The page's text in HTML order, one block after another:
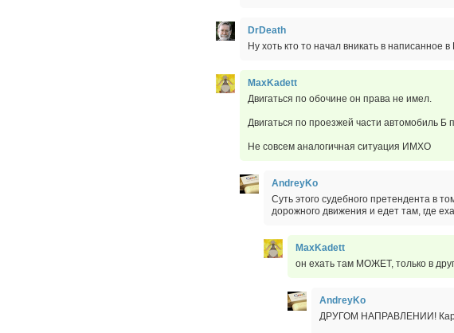
DrDeath
Ну хоть кто то начал вникать в написанное
MaxKadett
Двигаться по обочине он права не имел.
Двигаться по проезжей части автомобиль Б
Не совсем аналогичная ситуация ИМХО
AndreyKo
Суть этого судебного претендента в
дорожного движения и едет там, где
MaxKadett
он ехать там МОЖЕТ, только в
AndreyKo
ДРУГОМ НАПРАВЛЕНИИ!